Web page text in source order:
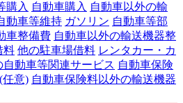
購入 自動車購入 自動車以外の輸
動車等維持 ガソリン 自動車等部
車整備費 自動車以外の輸送機器整
料 他の駐車場借料 レンタカー・カ
自動車等関連サービス 自動車保険
任意) 自動車保険料以外の輸送機器